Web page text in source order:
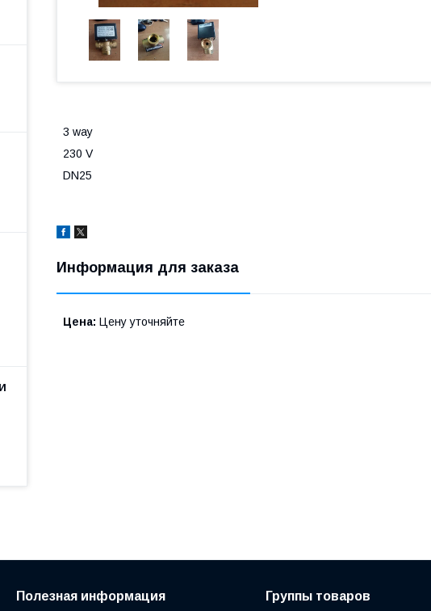
3 way
230 V
DN25
Информация для заказа
Цена: Цену уточняйте
Полезная информация Группы товаров